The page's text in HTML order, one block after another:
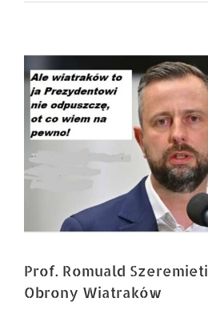
Pokaż
większy
obrazek
Prof. Romuald
Obrony Wiatraków